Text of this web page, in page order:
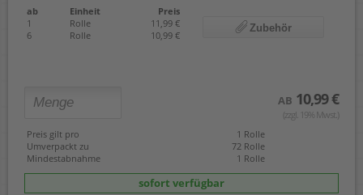
ab Einheit
Preis
1
Rolle
11,99 €
6
Rolle 10,99 €
Zubehör
AB 10,99 €
(zzgl. 19% Mwst.)
Preis gilt pro
1 Rolle
Umverpackt zu
72 Rolle
Mindestabnahme
1 Rolle
sofort verfügbar